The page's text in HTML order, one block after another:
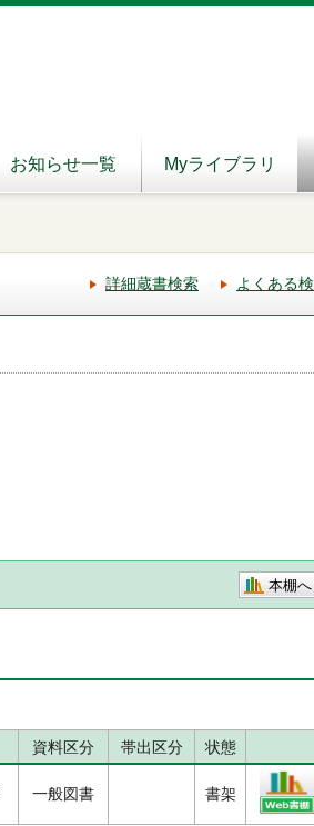
お知らせ一覧 Myライブラリ
詳細蔵書検索 よくある
本棚へ
資料区分 帯出区分 状態
一般図書 書架